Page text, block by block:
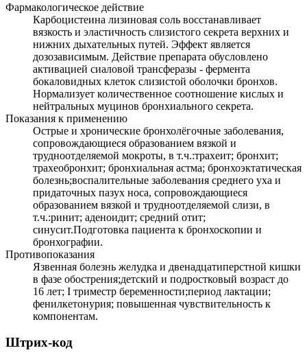
Фармакологическое действие
Карбоцистеина лизиновая соль восстанавливает
вязкость и эластичность слизистого секрета верхних и
нижних дыхательных путей. Эффект является
дозозависимым. Действие препарата обусловлено
активацией сиаловой трансферазы - фермента
бокаловидных клеток слизистой оболочки бронхов.
Нормализует количественное соотношение кислых и
нейтральных муцинов бронхиального секрета.
Показания к применению
Острые и хронические бронхолёгочные заболевания,
сопровождающиеся образованием вязкой и
трудноотделяемой мокроты, в т.ч.:трахеит; бронхит;
трахеобронхит; бронхиальная астма; бронхоэктатическая
болезнь;воспалительные заболевания среднего уха и
придаточных пазух носа, сопровождающиеся
образованием вязкой и трудноотделяемой слизи, в
т.ч.:ринит; аденоидит; средний отит;
синусит.Подготовка пациента к бронхоскопии и
бронхографии.
Противопоказания
Язвенная болезнь желудка и двенадцатиперстной кишки
в фазе обострения;детский и подростковый возраст до
16 лет; I триместр беременности;период лактации;
фенилкетонурия; повышенная чувствительность к
компонентам.
Штрих-код